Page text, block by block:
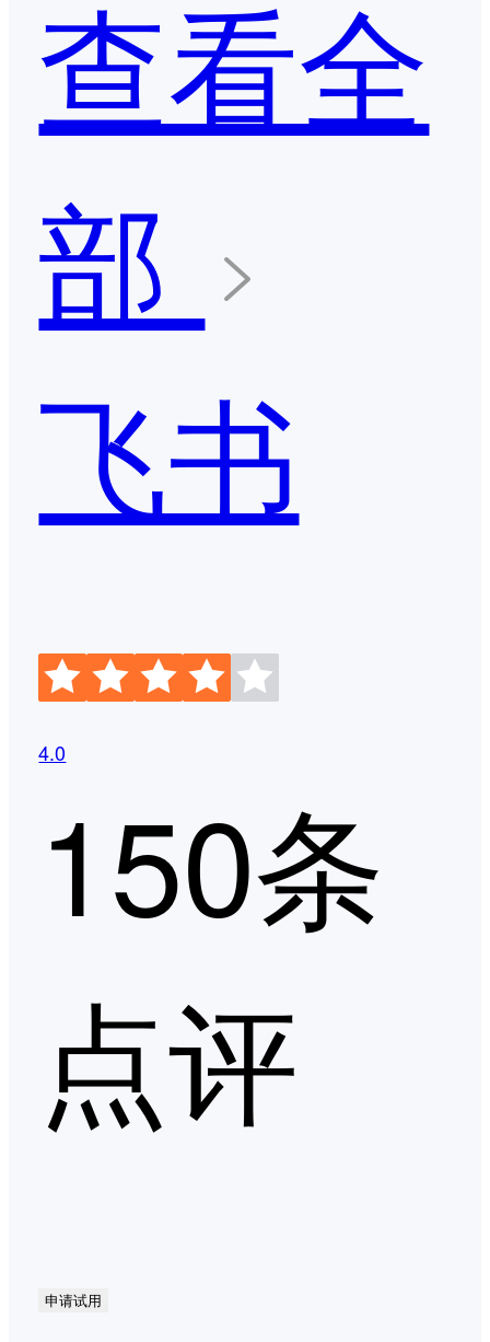
查看全
部
飞书
4.0
150条
点评
申请试用